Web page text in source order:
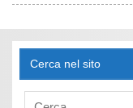
Cerca nel sito